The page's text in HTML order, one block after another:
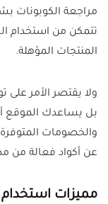
مراجعة الكوبونات
تتمكن من استخدام
المنتجات المؤهلة.
ولا يقتصر الأمر على
بل يساعدك الموقع
والخصومات
عن أكواد فعالة من
مميزات